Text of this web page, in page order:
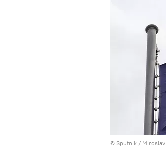
© Sputnik / Miroslav